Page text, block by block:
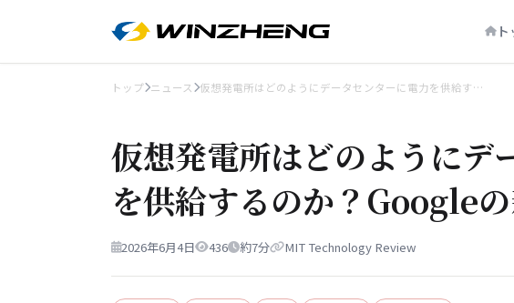
トップ ニュース 仮想発電所はどのようにデータセンターに電力を供給す…
仮想発電所はどのようにデ
を供給するのか？Google
2026年6月4日 436 約7分 MIT Technology Review